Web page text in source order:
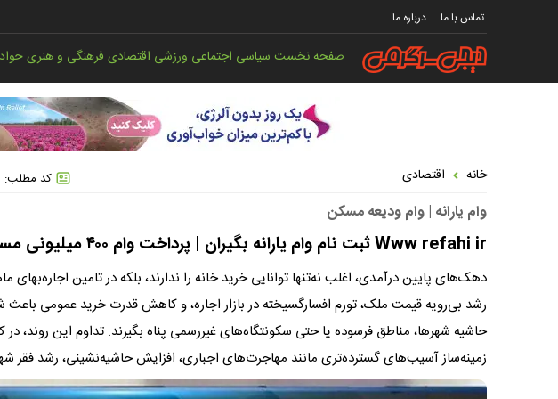
تماس با ما درباره ما
صفحه نخستسیاسی اجتماعی ورزشی اقتصادیفرهنگی و هنری
خانه اقتصادی کد مطلب: 48637
وام یارانه | وام ودیعه مسکن
Www refahi ir ثبت نام وام یارانه بگیران | پرداخت وام ۴۰۰ میلیونی مسکن به دهک‌های ۱ تا ۳ آغاز شد
دهک‌های پایین درآمدی، اغلب نه‌تنها توانایی خرید خانه را ندارند، بلکه در تامین اجاره‌بهای
رشد بی‌رویه قیمت ملک، تورم افسارگسیخته در بازار اجاره، و کاهش قدرت خرید عمومی باعث
حاشیه شهرها، مناطق فرسوده یا حتی سکونتگاه‌های غیررسمی پناه بگیرند. تداوم این روند، در
زمینه‌ساز آسیب‌های گسترده‌تری مانند مهاجرت‌های اجباری، افزایش حاشیه‌نشینی، رشد فقر